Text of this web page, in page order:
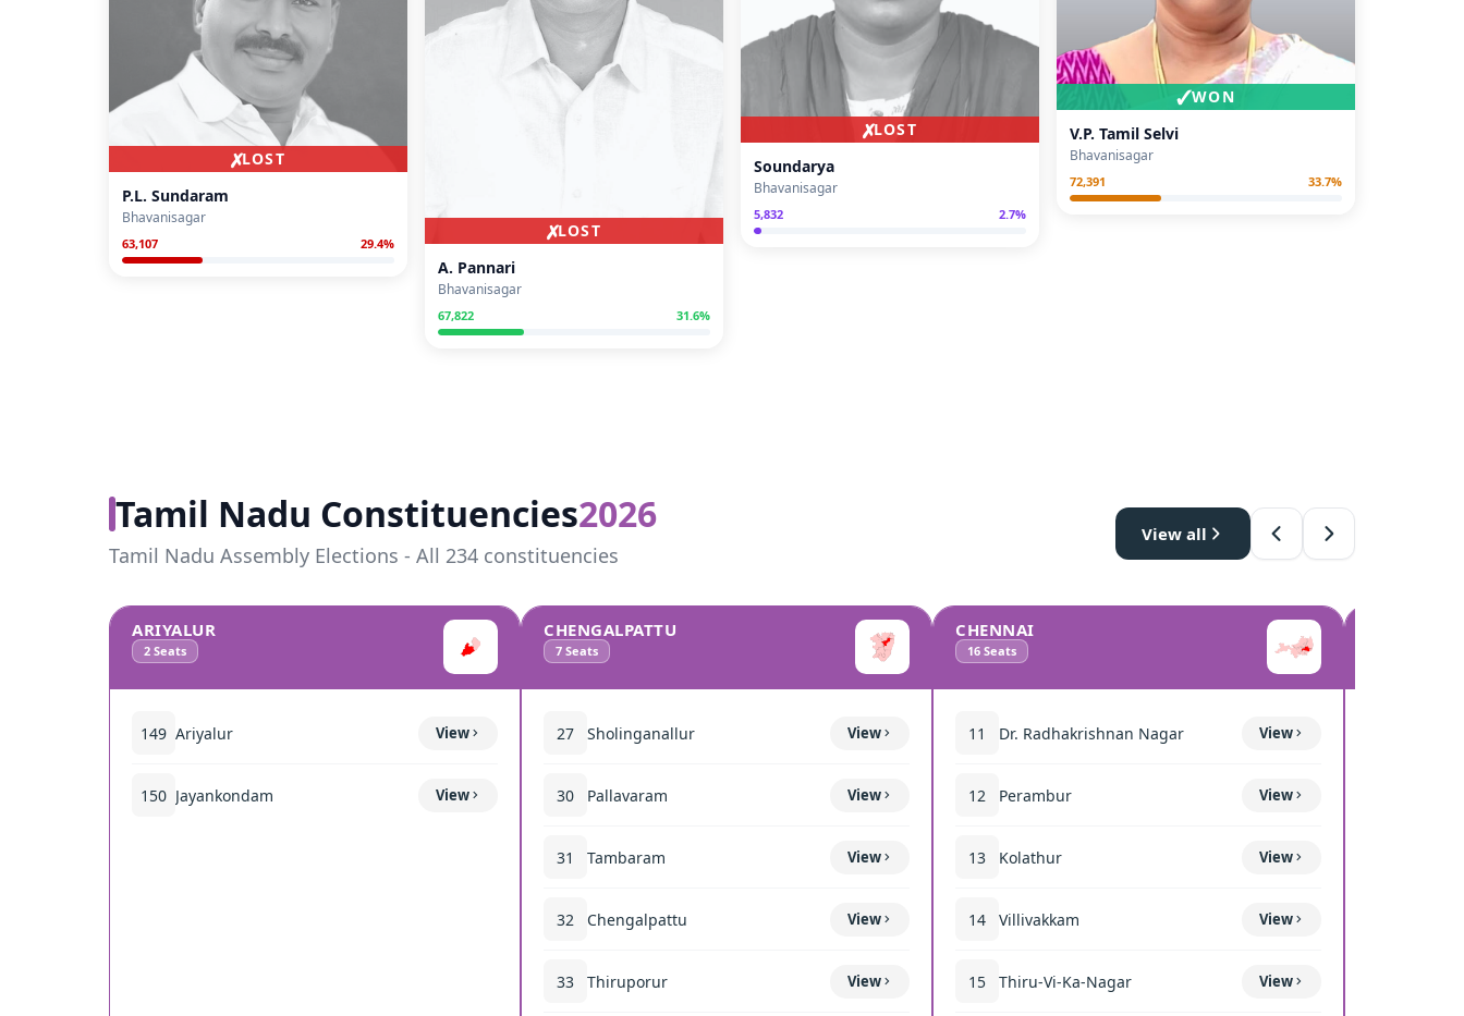
✗LOST
P.L. Sundaram
Bhavanisagar
63,107 29.4% ✗LOST
A. Pannari
Bhavanisagar
67,822 31.6%
✗LOST
Soundarya
Bhavanisagar
5,832 2.7%
✓WON
V.P. Tamil Selvi
Bhavanisagar
72,391 33.7%
Tamil Nadu Constituencies2026
Tamil Nadu Assembly Elections - All 234 constituencies
View all
ARIYALUR
2 Seats
149 Ariyalur View
150 Jayankondam View
CHENGALPATTU
7 Seats
27 Sholinganallur View
30 Pallavaram View
31 Tambaram View
32 Chengalpattu View
33 Thiruporur View
CHENNAI
16 Seats
11 Dr. Radhakrishnan Nagar View
12 Perambur View
13 Kolathur View
14 Villivakkam View
15 Thiru-Vi-Ka-Nagar View